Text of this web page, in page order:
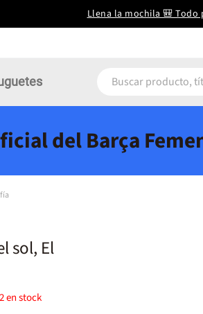
Llena la mochila 🎒 Todo
del Barça
sol, El
2en stock